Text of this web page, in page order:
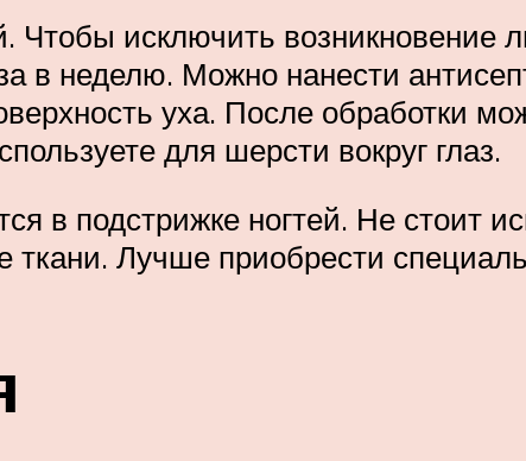
Чтобы исключить
в неделю. Можно нанести
уха. После обработки
для шерсти вокруг глаз.
в подстрижке ногтей. Не стоит
ткани. Лучше приобрести